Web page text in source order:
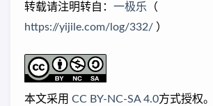
转载请注明转自： 一极乐 （
https://yijile.com/log/332/ ）
本文采用 CC BY-NC-SA 4.0方式授权。